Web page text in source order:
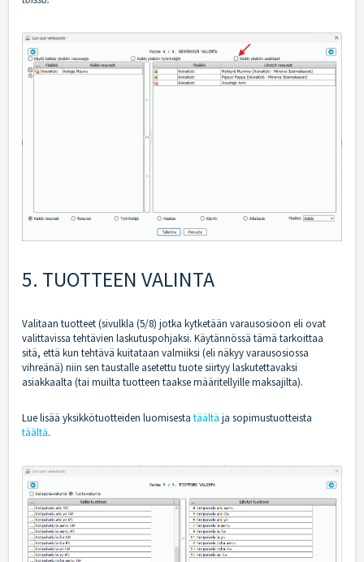
5. TUOTTEEN VALINTA
Valitaan tuotteet (sivulkla (5/8) jotka kytketään varausosioon eli ovat
valittavissa tehtävien laskutuspohjaksi. Käytännössä tämä tarkoittaa
sitä, että kun tehtävä kuitataan valmiiksi (eli näkyy varausosiossa
vihreänä) niin sen taustalle asetettu tuote siirtyy laskutettavaksi
asiakkaalta (tai muilta tuotteen taakse määritellyille maksajilta).
Lue lisää yksikkötuotteiden luomisesta täältä ja sopimustuotteista
täältä.